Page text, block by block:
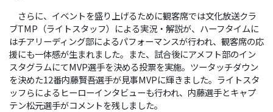
さらに、イベントを盛り上げるために観客席では文化放送クラ
ブTMP（ライトスタッフ）による実況・解説が、ハーフタイムに
はチアリーディング部によるパフォーマンスが行われ、観客席の応
援にも一体感が生まれました。また、試合後にアメフト部のイン
スタグラムにてMVP選手を決める投票を実施。ツータッチダウン
を決めた12番内藤賢吾選手が見事MVPに輝きました。ライトスタ
ッフらによるヒーローインタビューも行われ、内藤選手とキャプ
テン松元選手がコメントを残しました。